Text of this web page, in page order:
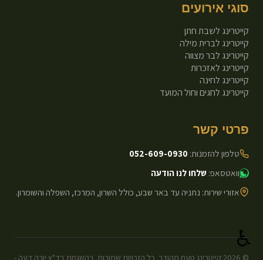
סוגי אירועים
קייטרינג לשבת חתן
קייטרינג לברית מילה
קייטרינג לבר מצווה
קייטרינג לאזכרות
קייטרינג לחינה
קייטרינג לחגים וחול המועד
פרטי קשר
טלפון להזמנות: 052-609-0930
וואטסאפ: שלחו לנו הודעה
אזורי שירות: נתניה עד באר שבע, כולל השרון, המרכז, השפלה והשומרון.
©
2026קייטרינג טעם מהודר. כל הזכויות שמורות. בהשגחת בד"ץ יורה דעה -
♿